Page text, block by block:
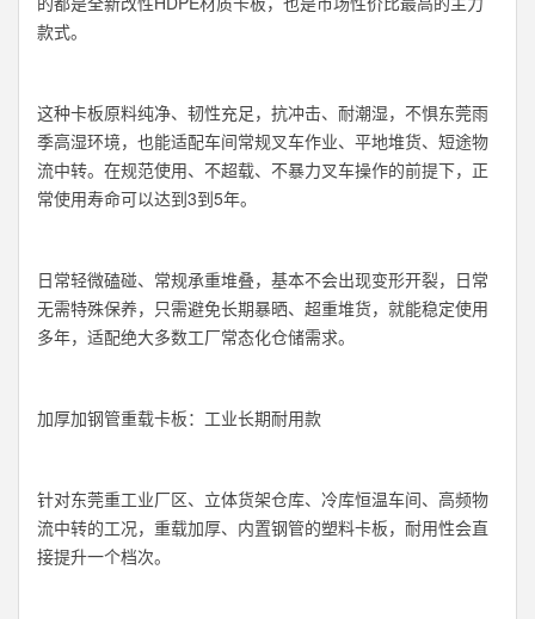
款式。
这种卡板原料纯净、韧性充足，抗冲击、耐潮湿，不惧东莞雨
季高湿环境，也能适配车间常规叉车作业、平地堆货、短途物
流中转。在规范使用、不超载、不暴力叉车操作的前提下，正
常使用寿命可以达到3到5年。
日常轻微磕碰、常规承重堆叠，基本不会出现变形开裂，日常
无需特殊保养，只需避免长期暴晒、超重堆货，就能稳定使用
多年，适配绝大多数工厂常态化仓储需求。
加厚加钢管重载卡板：工业长期耐用款
针对东莞重工业厂区、立体货架仓库、冷库恒温车间、高频物
流中转的工况，重载加厚、内置钢管的塑料卡板，耐用性会直
接提升一个档次。